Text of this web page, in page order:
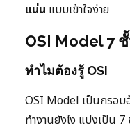
แน่น แบบเข้าใจง่าย
OSI Model 7
ทำไมต้องรู้ OSI
OSI Model เป็นกรอบ
ทำงานยังไง แบ่งเป็น 7